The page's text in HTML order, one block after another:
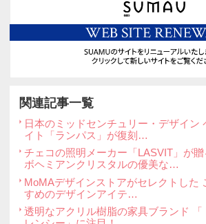
るそうです。 現在、
して新たな製品案を
後の展開も楽しみに
本の伝統文化や伝統
という好奇心が生ま
場所でもあると感じ
ためて日本の伝統文
かがですか？